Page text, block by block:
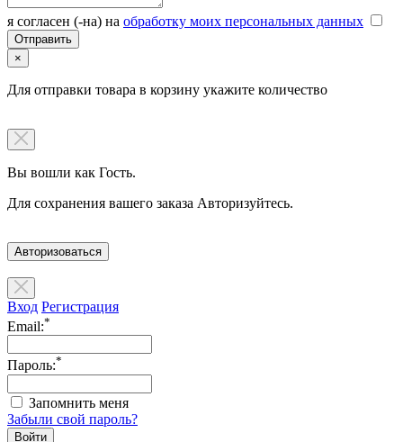
я согласен (-на) на обработку моих персональных данных
×
Для отправки товара в корзину укажите количество
Вы вошли как Гость.
Для сохранения вашего заказа Авторизуйтесь.
Авторизоваться
Вход Регистрация
Email:*
Пароль:*
Запомнить меня
Забыли свой пароль?